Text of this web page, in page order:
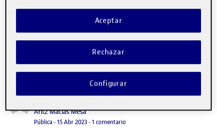
PARCIAL PEC 2. Dibujar Para Explicar
Publicado por
Aritz Macias Mesa
Visibilidad:
Pública-Fecha de publicación
15 Abr 202320 diciembre, 2023 7:17 pm
-1 comentario
Rechazar
Aceptar
Configurar